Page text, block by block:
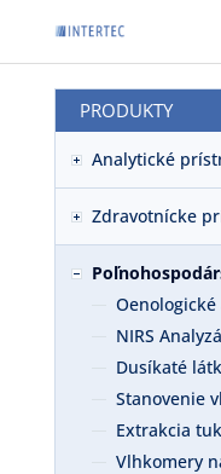
PRODUKTY
Analytické
Zdravotnícke
NIRS
Dusíkaté
Stanovenie
Extrakcia
Vlhkomery